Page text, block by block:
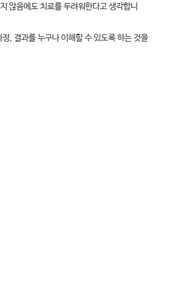
않음에도 치료를 두려워한다고 생각합니
, 결과를 누구나 이해할 수 있도록 하는 것을